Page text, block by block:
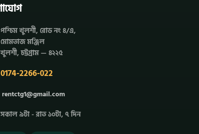
পশ্চিম খুলশী, রোড নং ৪/এ,
মোমতাজ মঞ্জিল
খুলশী, চট্টগ্রাম — ৪২২৫
0174-2266-022
rentctg1@gmail.com
সকাল ৯টা - রাত ১০টা, ৭ দিন